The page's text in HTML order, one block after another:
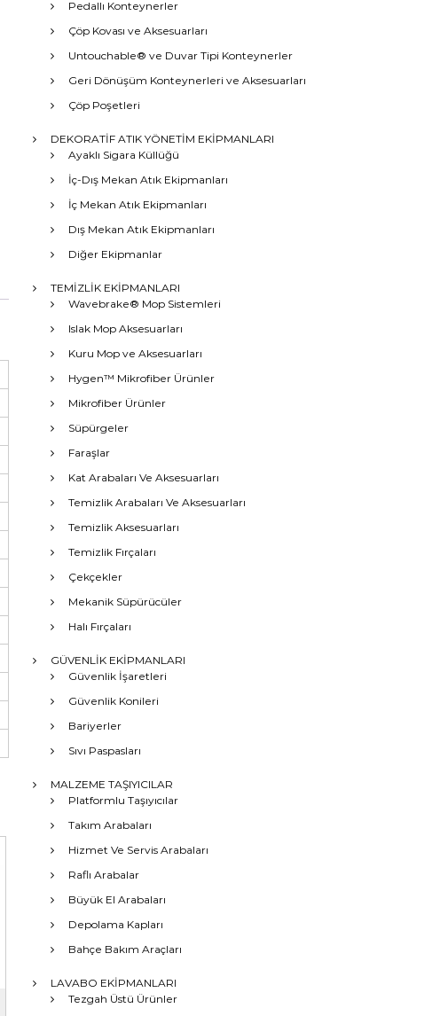
Pedallı Konteynerler
Çöp Kovası ve Aksesuarları
Untouchable® ve Duvar Tipi Konteynerler
Geri Dönüşüm Konteynerleri ve Aksesuarları
Çöp Poşetleri
DEKORATİF ATIK YÖNETİM EKİPMANLARI
Ayaklı Sigara Küllüğü
İç-Dış Mekan Atık Ekipmanları
İç Mekan Atık Ekipmanları
Dış Mekan Atık Ekipmanları
Diğer Ekipmanlar
TEMİZLİK EKİPMANLARI
Wavebrake® Mop Sistemleri
Islak Mop Aksesuarları
Kuru Mop ve Aksesuarları
Hygen™ Mikrofiber Ürünler
Mikrofiber Ürünler
Süpürgeler
Faraşlar
Kat Arabaları Ve Aksesuarları
Temizlik Arabaları Ve Aksesuarları
Temizlik Aksesuarları
Temizlik Fırçaları
Çekçekler
Mekanik Süpürücüler
Halı Fırçaları
GÜVENLİK EKİPMANLARI
Güvenlik İşaretleri
Güvenlik Konileri
Bariyerler
Sıvı Paspasları
MALZEME TAŞIYICILAR
Platformlu Taşıyıcılar
Takım Arabaları
Hizmet Ve Servis Arabaları
Raflı Arabalar
Büyük El Arabaları
Depolama Kapları
Bahçe Bakım Araçları
LAVABO EKİPMANLARI
Tezgah Üstü Ürünler